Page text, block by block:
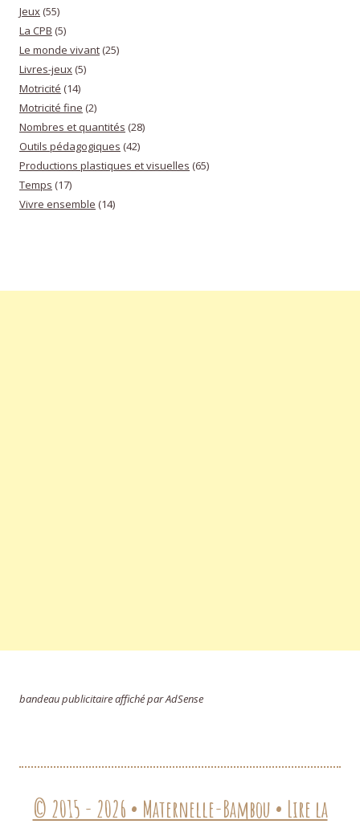
Jeux (55)
La CPB (5)
Le monde vivant (25)
Livres-jeux (5)
Motricité (14)
Motricité fine (2)
Nombres et quantités (28)
Outils pédagogiques (42)
Productions plastiques et visuelles (65)
Temps (17)
Vivre ensemble (14)
bandeau publicitaire affiché par AdSense
© 2015 - 2026 • Maternelle-Bambou • Lire la